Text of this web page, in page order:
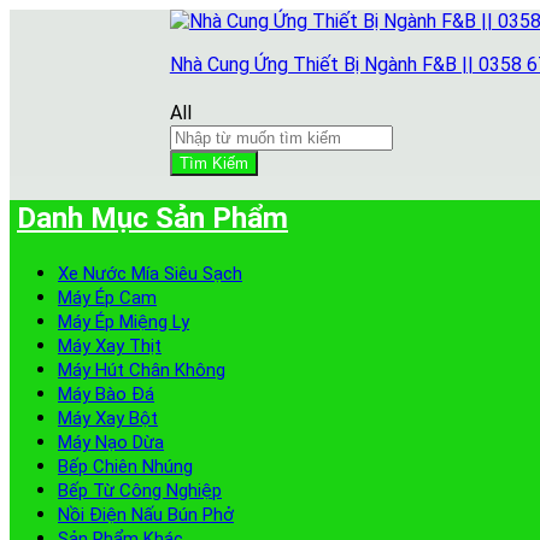
Nhà Cung Ứng Thiết Bị Ngành F&B || 0358
All
Tìm Kiếm
Danh Mục Sản Phẩm
Xe Nước Mía Siêu Sạch
Máy Ép Cam
Máy Ép Miệng Ly
Máy Xay Thịt
Máy Hút Chân Không
Máy Bào Đá
Máy Xay Bột
Máy Nạo Dừa
Bếp Chiên Nhúng
Bếp Từ Công Nghiệp
Nồi Điện Nấu Bún Phở